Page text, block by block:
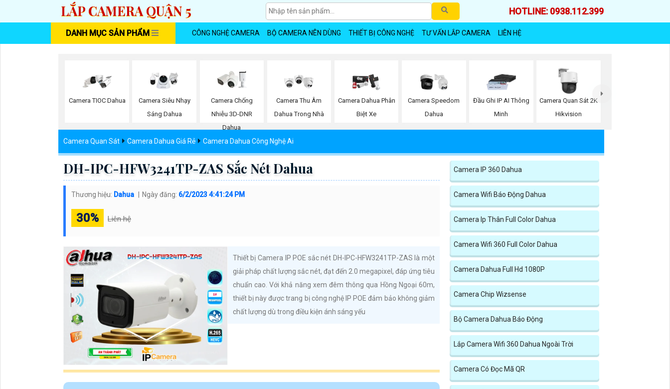
LẮP CAMERA QUẬN 5 HOTLINE: 0938.112.399
DANH MỤC SẢN PHẨM CÔNG NGHỆ CAMERA BỘ CAMERA NÊN DÙNG THIẾT BỊ CÔNG NGHỆ TƯ VẤN LẮP CAMERA LIÊN HỆ
Camera TIOC Dahua
Camera Siêu Nhạy
Sáng Dahua
Camera Chống
Nhiễu 3D-DNR
Dahua
Camera Thu Âm
Dahua Trong Nhà
Camera Dahua Phân
Biệt Xe
Camera Speedom
Dahua
Đầu Ghi IP AI Thông
Minh
Camera Quan Sát 2K
Hikvision
Camera Quan Sát Camera Dahua Giá Rẻ Camera Dahua Công Nghệ Ai
DH-IPC-HFW3241TP-ZAS Sắc Nét Dahua
Thương hiệu: Dahua Ngày đăng: 6/2/2023 4:41:24 PM
30% Liên hệ
Thiết bị Camera IP POE sắc nét DH-IPC-HFW3241TP-ZAS là một
giải pháp chất lượng sắc nét, đạt đến 2.0 megapixel, đáp ứng tiêu
chuẩn cao. Với khả năng xem đêm thông qua Hồng Ngoại 60m,
thiết bị này được trang bị công nghệ IP POE đảm bảo không giảm
chất lượng dù trong điều kiện ánh sáng yếu
Camera IP 360 Dahua
Camera Wifi Báo Động Dahua
Camera Ip Thân Full Color Dahua
Camera Wifi 360 Full Color Dahua
Camera Dahua Full Hd 1080P
Camera Chip Wizsense
Bộ Camera Dahua Báo Động
Lắp Camera Wifi 360 Dahua Ngoài Trời
Camera Có Đọc Mã QR